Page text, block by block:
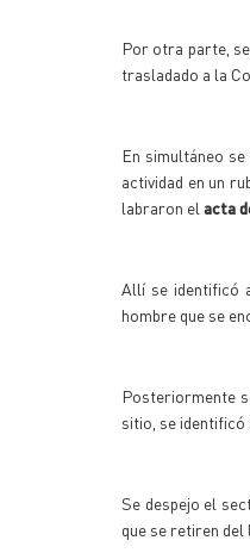
Por otra parte,
trasladado a la
En simultáneo
actividad en un
labraron el acta
Allí se identificó
hombre que se
Posteriormente
sitio, se
Se despejo el
que se retiren del